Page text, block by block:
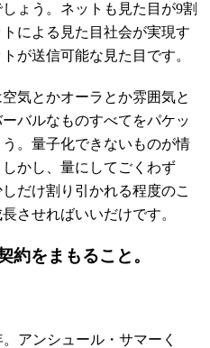
ょう。ネットも見た目が9割
による見た目社会が実現す
が送信可能な見た目です。
気とかオーラとか雰囲気と
バルなものすべてをパケッ
。量子化できないものが情
かし、量にしてごくわず
だけ割り引かれる程度のこ
させればいいだけです。
約をまもること。
アンシュール・サマーく